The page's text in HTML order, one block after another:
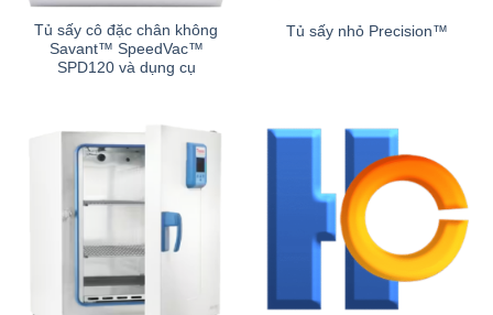
Tủ sấy cô đặc chân không
Savant™ SpeedVac™
SPD120 và dụng cụ
Tủ sấy nhỏ Precision™